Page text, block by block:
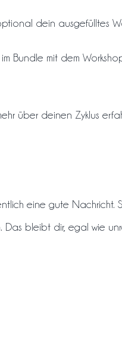
dein ausgefülltes
Bundle mit dem
über deinen Zyklus
eine gute
bleibt dir, egal wie